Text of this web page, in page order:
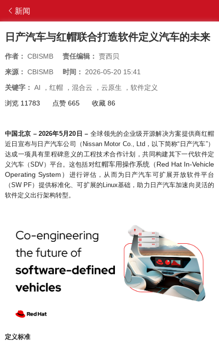
新闻
日产汽车与红帽联合打造软件定义汽车的未来
作者： CBISMB 责任编辑： 贾西贝
来源： CBISMB 时间： 2026-05-20 15:41
关键字： AI ， 红帽 ， 混合云 ， 云原生 ， 软件定义
浏览 11783
点赞 665 收藏 86
中国 北京 – 2026年5月20日 – 全球领先的企业级开源解决方案提供商红帽
近日宣布与日产汽车公司（Nissan Motor Co., Ltd，以下简称“日产汽车”）
达成一项具有里程碑意义的工程技术合作计划，共同构建其下一代软件定
义汽车（SDV）平台。这包括对红帽车用操作系统（Red Hat In-Vehicle
Operating System） 进行评估，从而为日产汽车可扩展开放软件平台
（SW PF）提供标准化、可扩展的Linux基础，助力日产汽车加速向灵活的
软件定义出行架构转型。
定义标准